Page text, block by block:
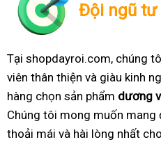
Đội ngũ tư
Tại shopdayroi.com, chúng
viên thân thiện và giàu kinh
hàng chọn sản phẩm dương
Chúng tôi mong muốn
thoải mái và hài lòng nhất